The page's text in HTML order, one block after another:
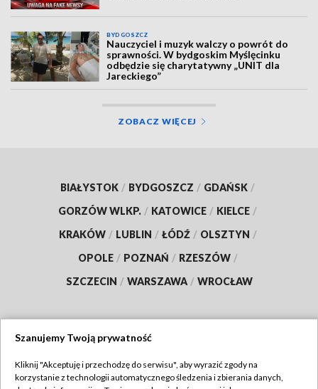
BYDGOSZCZ
Nauczyciel i muzyk walczy o powrót do
sprawności. W bydgoskim Myślęcinku
odbędzie się charytatywny „UNIT dla
Jareckiego”
ZOBACZ WIĘCEJ
BIAŁYSTOK / BYDGOSZCZ / GDAŃSK /
GORZÓW WLKP. / KATOWICE / KIELCE /
KRAKÓW / LUBLIN / ŁÓDŹ / OLSZTYN /
OPOLE / POZNAŃ / RZESZÓW /
SZCZECIN / WARSZAWA / WROCŁAW
TVP
Szanujemy Twoją prywatność
Kliknij "Akceptuję i przechodzę do serwisu", aby wyrazić zgody na
korzystanie z technologii automatycznego śledzenia i zbierania danych,